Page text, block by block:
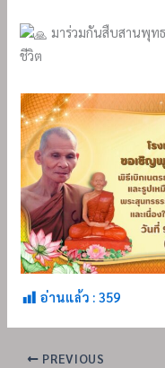
มาร่วมกันสืบสานพุท
ชีวิต
อ่านแล้ว : 359
PREVIOUS